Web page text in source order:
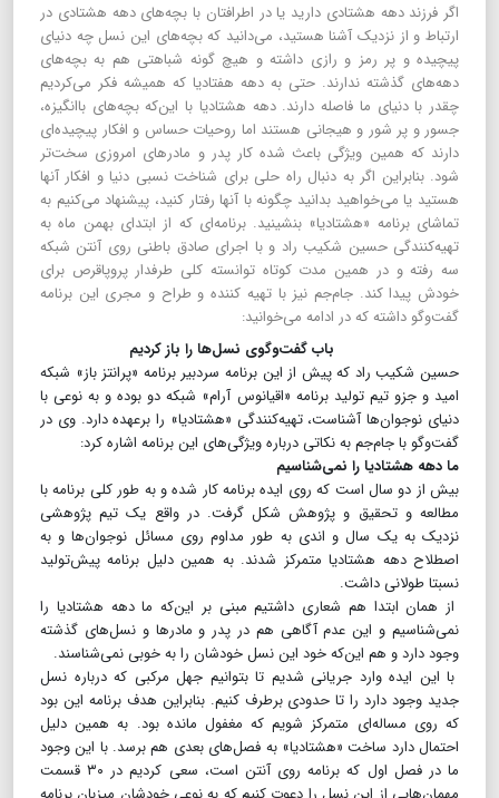
اگر فرزند دهه هشتادی دارید یا در اطرافتان با بچه‌های دهه هشتادی در
ارتباط و از نزدیک آشنا هستید، می‌دانید که بچه‌های این نسل چه دنیای
پیچیده و پر رمز و رازی داشته و هیچ گونه شباهتی هم به بچه‌های
دهه‌های گذشته ندارند. حتی به دهه هفتادیا که همیشه فکر می‌کردیم
چقدر با دنیای ما فاصله دارند. دهه هشتادیا با این‌که بچه‌های باانگیزه،
جسور و پر شور و هیجانی هستند اما روحیات حساس و افکار پیچیده‌ای
دارند که همین ویژگی باعث شده کار پدر و مادرهای امروزی سخت‌تر
شود. بنابراین اگر به دنبال راه حلی برای شناخت نسبی دنیا و افکار آنها
هستید یا می‌خواهید بدانید چگونه با آنها رفتار کنید، پیشنهاد می‌کنیم به
تماشای برنامه «هشتادیا» بنشینید. برنامه‌ای که از ابتدای بهمن ماه به
تهیه‌کنندگی حسین شکیب راد و با اجرای صادق باطنی روی آنتن شبکه
سه رفته و در همین مدت کوتاه توانسته کلی طرفدار پروپاقرص برای
خودش پیدا کند. جام‌جم نیز با تهیه کننده و طراح و مجری این برنامه
گفت‌و‌گو داشته که در ادامه می‌خوانید:
باب گفت‌وگوی نسل‌ها را باز کردیم
حسین شکیب راد که پیش از این برنامه سردبیر برنامه «پرانتز باز» شبکه
امید و جزو تیم تولید برنامه «اقیانوس آرام» شبکه دو بوده و به نوعی با
دنیای نوجوان‌ها آشناست، تهیه‌کنندگی «هشتادیا» را برعهده دارد. وی در
گفت‌و‌گو با جام‌جم به نکاتی درباره ویژگی‌های این برنامه اشاره کرد:
ما دهه هشتادیا را نمی‌شناسیم
بیش از دو سال است که روی ایده برنامه کار شده و به طور کلی برنامه با
مطالعه و تحقیق و پژوهش شکل گرفت. در واقع یک تیم پژوهشی
نزدیک به یک سال و اندی به طور مداوم روی مسائل نوجوان‌ها و به
اصطلاح دهه هشتادیا متمرکز شدند. به همین دلیل برنامه پیش‌تولید
نسبتا طولانی داشت.
از همان ابتدا هم شعاری داشتیم مبنی بر این‌که ما دهه هشتادیا را
نمی‌شناسیم و این عدم آگاهی هم در پدر و مادرها و نسل‌های گذشته
وجود دارد و هم این‌که خود این نسل خودشان را به خوبی نمی‌شناسند.
با این ایده وارد جریانی شدیم تا بتوانیم جهل مرکبی که درباره نسل
جدید وجود دارد را تا حدودی برطرف کنیم. بنابراین هدف برنامه این بود
که روی مساله‌ای متمرکز شویم که مغفول مانده بود. به همین دلیل
احتمال دارد ساخت «هشتادیا» به فصل‌های بعدی هم برسد. با این وجود
ما در فصل اول که برنامه روی آنتن است، سعی کردیم در ۳۰ قسمت